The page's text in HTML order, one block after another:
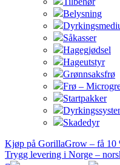
Belysning
Såkasser
Hagegjødsel
Hageutstyr
Grønnsaksfrø
Frø –
Startpakker
Skadedyr
Kjøp på GorillaGrow – få 10
Trygg levering i Norge –